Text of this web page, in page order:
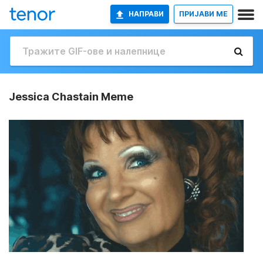
НАПРАВИ ПРИЈАВИ МЕ
Jessica Chastain Meme